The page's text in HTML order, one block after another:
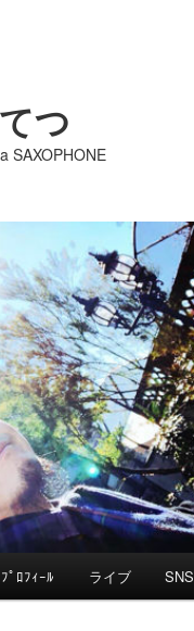
つ
SAXOPHONE
ﾌﾟﾛﾌｨｰﾙ ライブ SNS